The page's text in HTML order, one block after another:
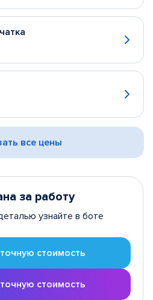
все цены
за работу
узнайте в боте
стоимость
стоимость